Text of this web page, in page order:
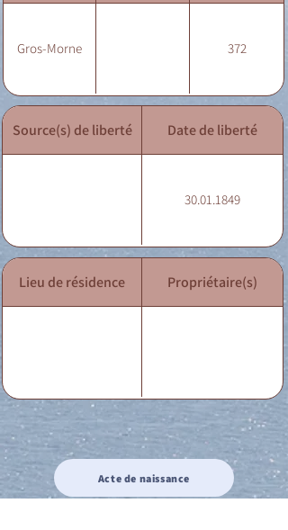
Gros-Morne 372
Source(s) de liberté Date de liberté
30.01.1849
Lieu de résidence Propriétaire(s)
Acte de naissance